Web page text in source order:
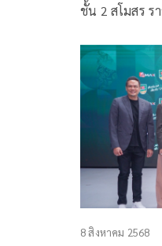
ชั้น 2 สโมสร ร
ราชูปถัมภ์ และ
เมนท์ จำกัด (ม
จำกัด (มหาชน
(มหาชน) หรือ
(มหาชน), บริ
สลากฟุตบอลถ้
เอฟเอ คัพ
8 สิงหาคม 2568